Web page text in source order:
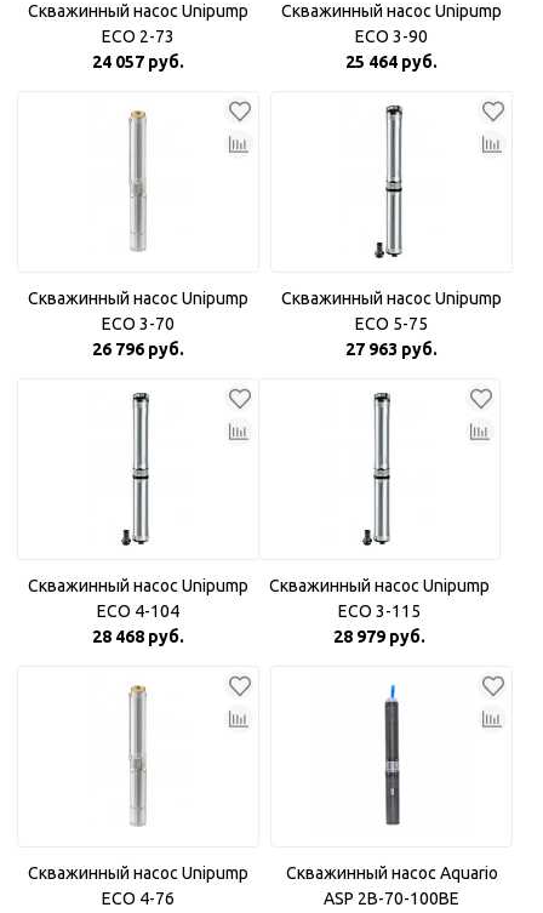
Скважинный насос Unipump
ECO 2-73
24 057 руб.
Скважинный насос Unipump
ECO 3-90
25 464 руб.
Скважинный насос Unipump
ECO 3-70
26 796 руб.
Скважинный насос Unipump
ECO 5-75
27 963 руб.
Скважинный насос Unipump
ECO 4-104
28 468 руб.
Скважинный насос Unipump
ECO 3-115
28 979 руб.
Скважинный насос Unipump
ECO 4-76
Скважинный насос Aquario
ASP 2B-70-100BE